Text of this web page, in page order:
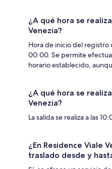
¿A qué hora se
Venezia?
Hora de inicio del
00:00. Se permite
horario establecido,
¿A qué hora se
Venezia?
La salida se realiza a las
¿En Residence Viale
traslado desde y